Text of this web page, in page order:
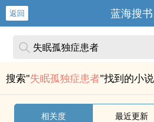
返回 蓝海搜书
搜索"失眠孤独症患者"找到的小
相关度 最近更新